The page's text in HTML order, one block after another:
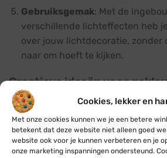
Cookies, lekker en
Met onze cookies kunnen we je een betere
betekent dat deze website niet alleen goed
website ook voor je kunnen verbeteren en je
onze marketing inspanningen ondersteund.
Gebruiksgemak: Met de
verschillende lichteffecten heb
over jouw lichtdecoratie, zonder
naar om hoeft te kijken.
Creatieve ideeën voor
clusterverlichting
Kerstboomverlichting: Creëer
kleurrijke kerstboom door de
gelijkmatig te verdelen tussen